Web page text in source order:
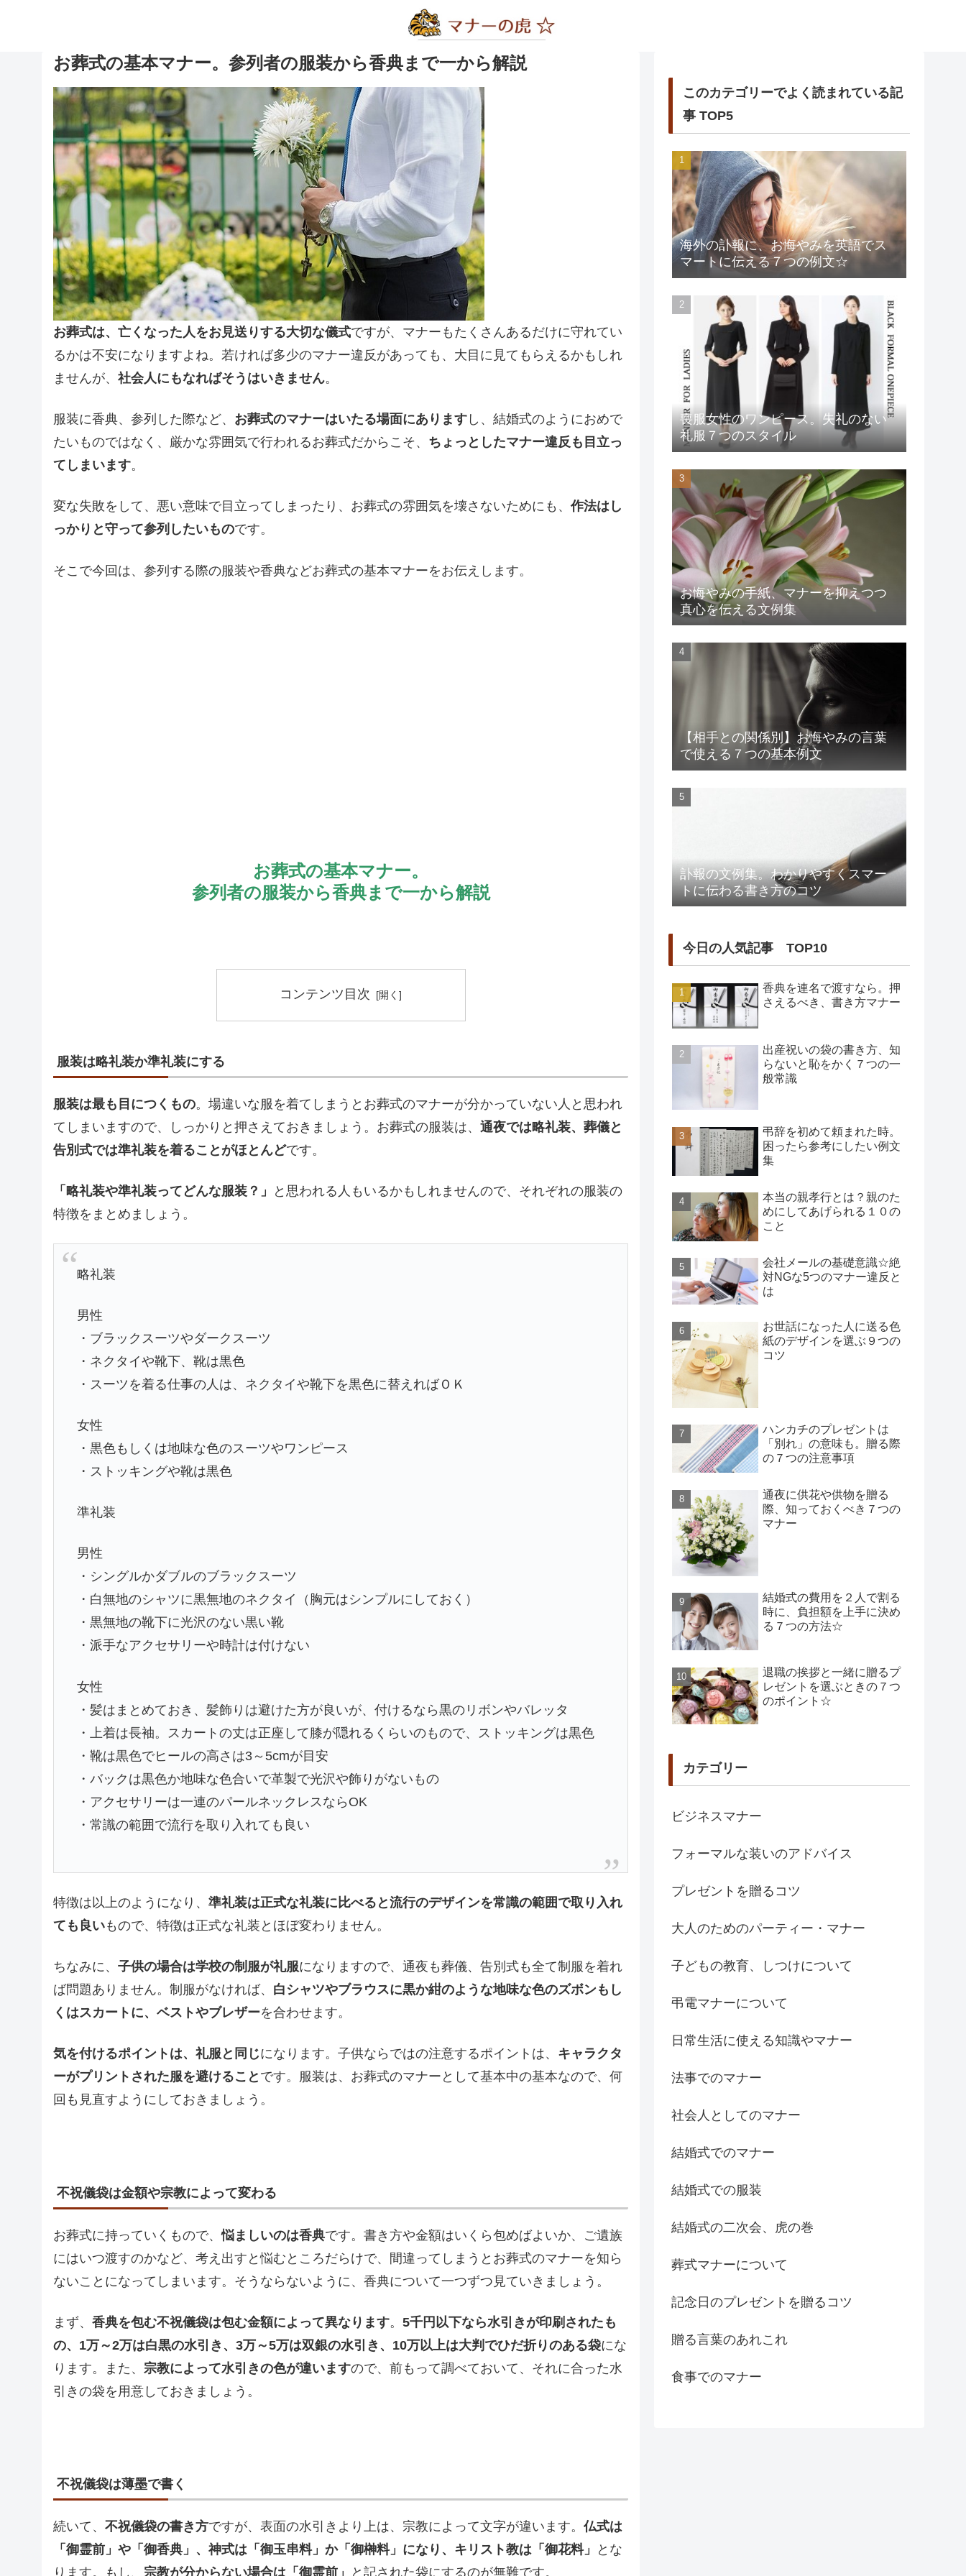
お葬式の基本マナー。参列者の服装から香典まで一から解説
お葬式は、亡くなった人をお見送りする大切な儀式ですが、マナーもたくさんあるだけに守れてい
るかは不安になりますよね。若ければ多少のマナー違反があっても、大目に見てもらえるかもしれ
ませんが、 社会人にもなればそうはいきません。
服装に香典、参列した際など、 お葬式のマナーはいたる場面にあります し、結婚式のようにおめで
たいものではなく、厳かな雰囲気で行われるお葬式だからこそ、 ちょっとしたマナー違反も目立っ
てしまいます。
変な失敗をして、悪い意味で目立ってしまったり、お葬式の雰囲気を壊さないためにも、 作法はし
っかりと守って参列したいものです。
そこで今回は、参列する際の服装や香典などお葬式の基本マナーをお伝えします。
お葬式の基本マナー。
参列者の服装から香典まで一から解説
コンテンツ目次
服装は略礼装か準礼装にする
服装は最も目につくもの。場違いな服を着てしまうとお葬式のマナーが分かっていない人と思われ
てしまいますので、しっかりと押さえておきましょう。お葬式の服装は、 通夜では略礼装、葬儀と
告別式では準礼装を着ることがほとんどです。
「略礼装や準礼装ってどんな服装？」
と思われる人もいるかもしれませんので、それぞれの服装の
特徴をまとめましょう。
略礼装
男性
・ブラックスーツやダークスーツ
・ネクタイや靴下、靴は黒色
・スーツを着る仕事の人は、ネクタイや靴下を黒色に替えればＯＫ
女性
・黒色もしくは地味な色のスーツやワンピース
・ストッキングや靴は黒色
準礼装
男性
・シングルかダブルのブラックスーツ
・白無地のシャツに黒無地のネクタイ（胸元はシンプルにしておく）
・黒無地の靴下に光沢のない黒い靴
・派手なアクセサリーや時計は付けない
女性
・髪はまとめておき、髪飾りは避けた方が良いが、付けるなら黒のリボンやバレッタ
・上着は長袖。スカートの丈は正座して膝が隠れるくらいのもので、ストッキングは黒色
・靴は黒色でヒールの高さは3～5cmが目安
・バックは黒色か地味な色合いで革製で光沢や飾りがないもの
・アクセサリーは一連のパールネックレスならOK
・常識の範囲で流行を取り入れても良い
特徴は以上のようになり、 準礼装は正式な礼装に比べると流行のデザインを常識の範囲で取り入れ
ても良いもので、特徴は正式な礼装とほぼ変わりません。
ちなみに、 子供の場合は学校の制服が礼服になりますので、通夜も葬儀、告別式も全て制服を着れ
ば問題ありません。制服がなければ、 白シャツやブラウスに黒か紺のような地味な色のズボンもし
くはスカートに、ベストやブレザーを合わせます。
気を付けるポイントは、礼服と同じになります。子供ならではの注意するポイントは、 キャラクタ
ーがプリントされた服を避けること です。服装は、お葬式のマナーとして基本中の基本なので、何
回も見直すようにしておきましょう。
不祝儀袋は金額や宗教によって変わる
お葬式に持っていくもので、悩ましいのは香典です。書き方や金額はいくら包めばよいか、ご遺族
にはいつ渡すのかなど、考え出すと悩むところだらけで、間違ってしまうとお葬式のマナーを知ら
ないことになってしまいます。そうならないように、香典について一つずつ見ていきましょう。
まず、 香典を包む不祝儀袋は包む金額によって異なります。 5千円以下なら水引きが印刷されたも
の、1万～2万は白黒の水引き、3万～5万は双銀の水引き、10万以上は大判でひだ折りのある袋にな
ります。また、 宗教によって水引きの色が違いますので、前もって調べておいて、それに合った水
引きの袋を用意しておきましょう。
不祝儀袋は薄墨で書く
続いて、 不祝儀袋の書き方ですが、表面の水引きより上は、宗教によって文字が違います。 仏式は
「御霊前」や「御香典」、神式は「御玉串料」か「御榊料」になり、キリスト教は「御花料」
とな
ります。もし、 宗教が分からない場合は「御霊前」 と記された袋にするのが無難です。
このカテゴリーでよく読まれている記
事 TOP5
海外の訃報に、お悔やみを英語でス
マートに伝える７つの例文☆
喪服女性のワンピース。失礼のない
礼服７つのスタイル
お悔やみの手紙、マナーを抑えつつ
真心を伝える文例集
【相手との関係別】お悔やみの言葉
で使える７つの基本例文
訃報の文例集。わかりやすくスマー
トに伝わる書き方のコツ
今日の人気記事 TOP10
香典を連名で渡すなら。押
さえるべき、書き方マナー
出産祝いの袋の書き方、知
らないと恥をかく７つの一
般常識
弔辞を初めて頼まれた時。
困ったら参考にしたい例文
集
本当の親孝行とは？親のた
めにしてあげられる１０の
こと
会社メールの基礎意識☆絶
対NGな5つのマナー違反と
は
お世話になった人に送る色
紙のデザインを選ぶ９つの
コツ
ハンカチのプレゼントは
「別れ」の意味も。贈る際
の７つの注意事項
通夜に供花や供物を贈る
際、知っておくべき７つの
マナー
結婚式の費用を２人で割る
時に、負担額を上手に決め
る７つの方法☆
退職の挨拶と一緒に贈るプ
レゼントを選ぶときの７つ
のポイント☆
カテゴリー
ビジネスマナー
フォーマルな装いのアドバイス
プレゼントを贈るコツ
大人のためのパーティー・マナー
子どもの教育、しつけについて
弔電マナーについて
日常生活に使える知識やマナー
法事でのマナー
社会人としてのマナー
結婚式でのマナー
結婚式での服装
結婚式の二次会、虎の巻
葬式マナーについて
記念日のプレゼントを贈るコツ
贈る言葉のあれこれ
食事でのマナー